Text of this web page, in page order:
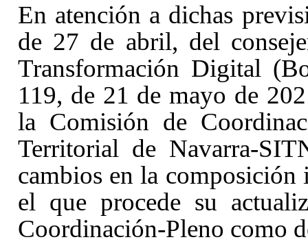
En atención a dichas
de 27 de abril, del
Transformación Digital
119, de 21 de mayo de
la Comisión de
Territorial de Navarra-
cambios en la
el que procede su
Coordinación-Pleno como